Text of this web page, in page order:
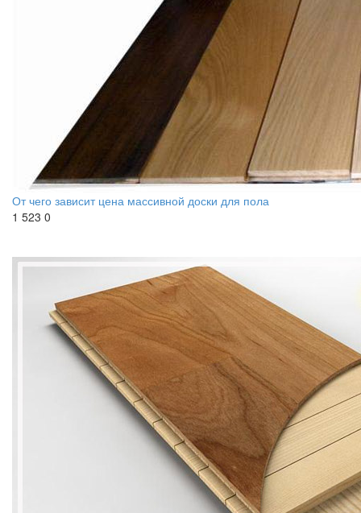
От чего зависит цена массивной доски для пола
1 523 0